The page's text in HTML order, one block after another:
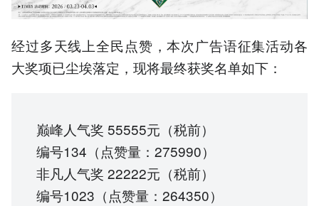
经过多天线上全民点赞，本次广告语征集活动各
大奖项已尘埃落定，现将最终获奖名单如下：
巅峰人气奖 55555元（税前）
编号134（点赞量：275990）
非凡人气奖 22222元（税前）
编号1023（点赞量：264350）